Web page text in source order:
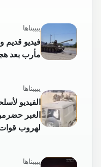
يبيبناها
فيديو
مأرب بعد
يبيبناها
الفيديو
العبر
لهروب
يبيبناها